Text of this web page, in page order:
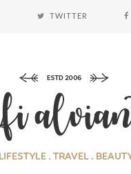
TWITTER